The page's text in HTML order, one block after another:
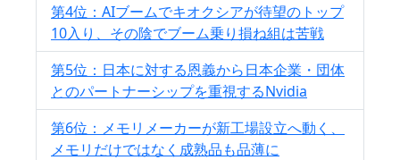
第4位：AIブームでキオクシアが待望のトップ
10入り、その陰でブーム乗り損ね組は苦戦
第5位：日本に対する恩義から日本企業・団体
とのパートナーシップを重視するNvidia
第6位：メモリメーカーが新工場設立へ動く、
メモリだけではなく成熟品も品薄に